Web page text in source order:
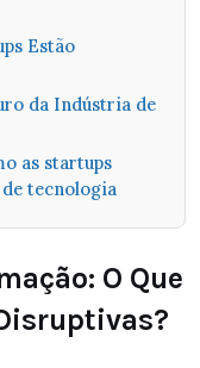
Estão
da Indústria de
as startups
tecnologia
O Que